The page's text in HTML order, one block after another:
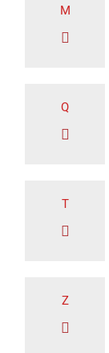
M
Q
T
Z